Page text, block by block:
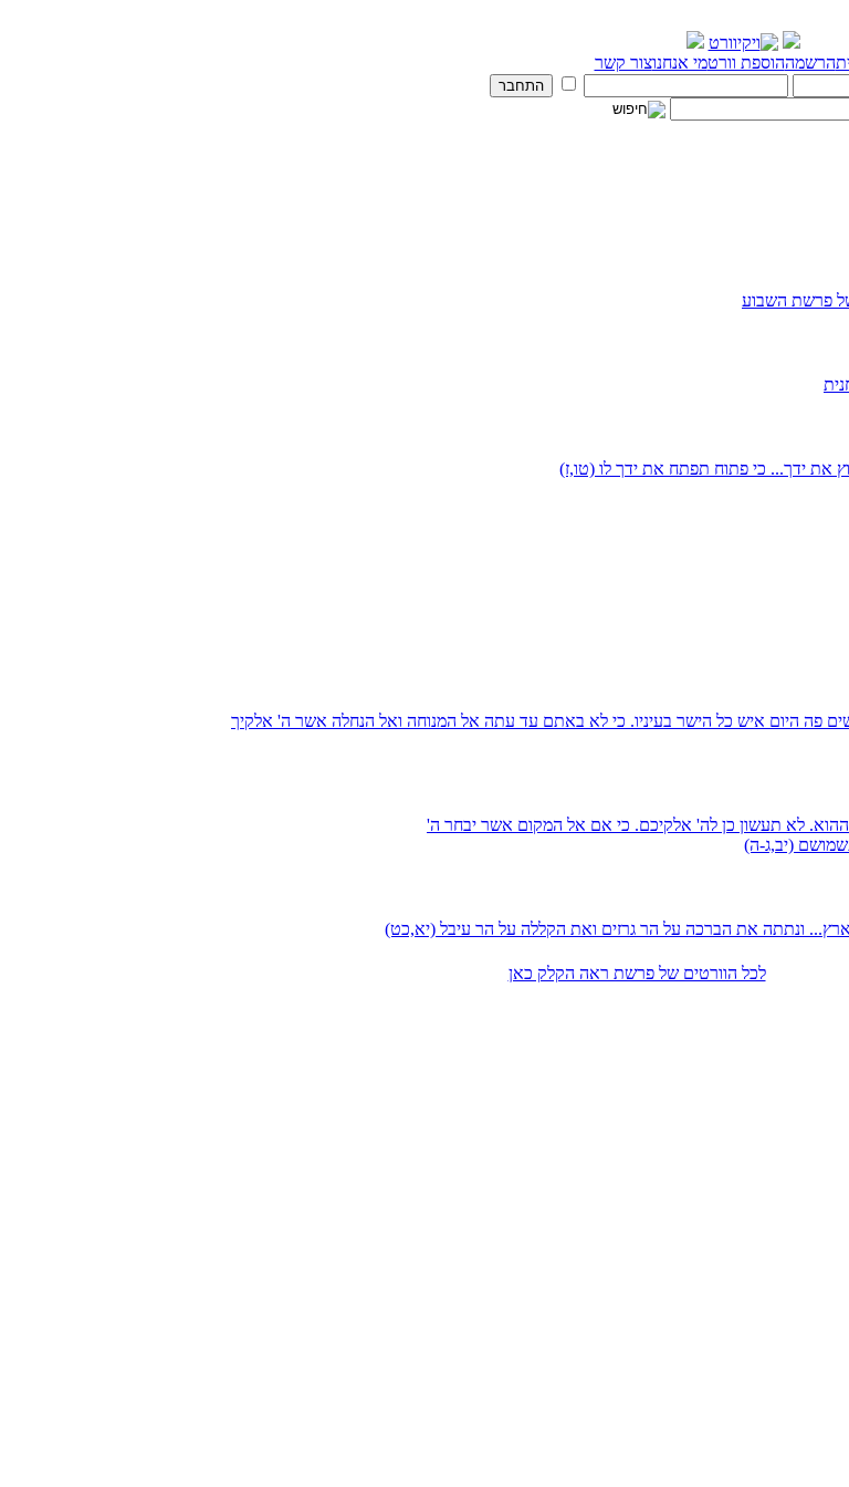
הרשמההוספת וורטמי אנחנוצור קשר
פרשת השבוע
את ידך... כי פתוח תפתח את ידך לו (טו,ז)
פה היום איש כל הישר בעיניו. כי לא באתם עד עתה אל המנוחה ואל הנחלה אשר ה' אלקיך
לא תעשון כן לה' אלקיכם. כי אם אל המקום אשר יבחר ה'
(יב,ג-ה)
ונתתה את הברכה על הר גרזים ואת הקללה על הר עיבל (יא,כט)
לכל הוורטים של פרשת ראה הקלק כאן